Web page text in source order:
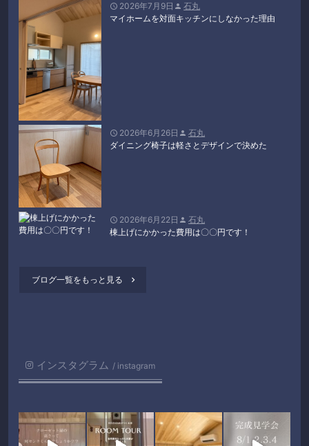
 2026年7月9日  石丸
マイホームを対面キッチンにしなかった理由
 2026年6月26日  石丸
ダイニング椅子は軽さとデザインで決めた
 2026年6月22日  石丸
棟上げにかかった費用は〇〇円です！
ブログ一覧をもっと見る 
インスタグラム instagram